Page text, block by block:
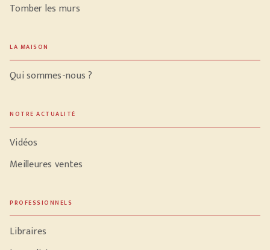
Tomber les murs
LA MAISON
Qui sommes-nous ?
NOTRE ACTUALITÉ
Vidéos
Meilleures ventes
PROFESSIONNELS
Libraires